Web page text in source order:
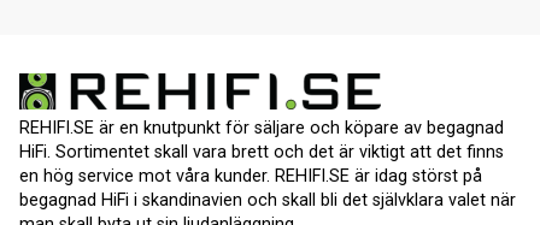
REHIFI.SE är en knutpunkt för säljare och köpare av begagnad
HiFi. Sortimentet skall vara brett och det är viktigt att det finns
en hög service mot våra kunder. REHIFI.SE är idag störst på
begagnad HiFi i skandinavien och skall bli det självklara valet när